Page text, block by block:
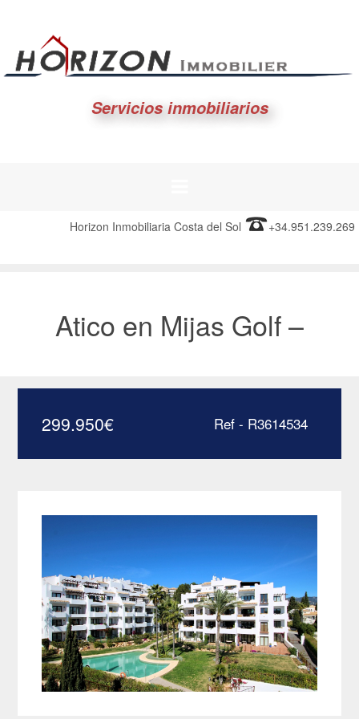
Servicios inmobiliarios
Horizon Inmobiliaria Costa del Sol +34.951.239.269
Atico en Mijas Golf –
299.950€ Ref - R3614534